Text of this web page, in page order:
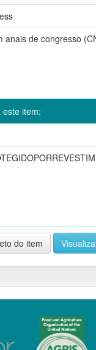
anais de congresso
este item:
do item